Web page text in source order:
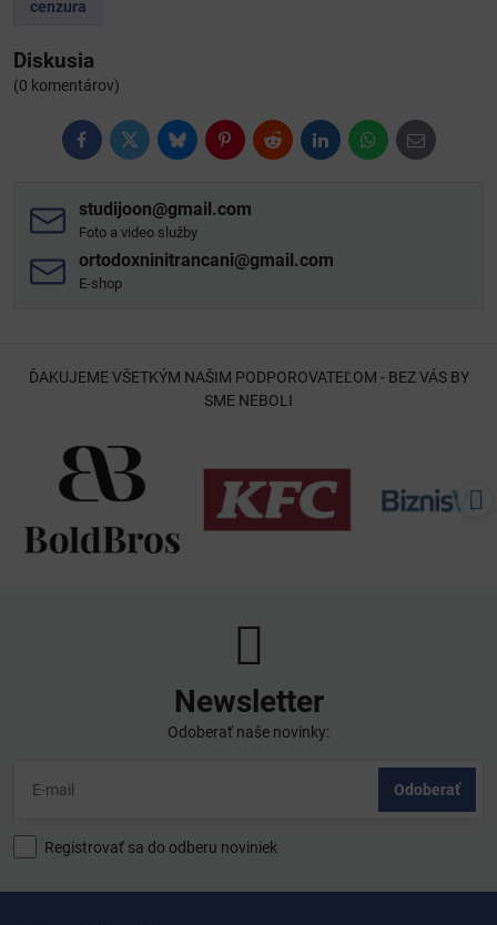
cenzura
Diskusia
(0 komentárov)
FacebookTwitterBlueskyPinterestRedditLinkedInWhatsApp
E-
mail
studijoon​@gmail​.com
Foto a video služby
ortodoxninitrancani​@gmail​.com
E-shop
ĎAKUJEME VŠETKÝM NAŠIM PODPOROVATEĽOM - BEZ VÁS BY
SME NEBOLI
Newsletter
Odoberať naše novinky:
Odoberať
Registrovať sa do odberu noviniek